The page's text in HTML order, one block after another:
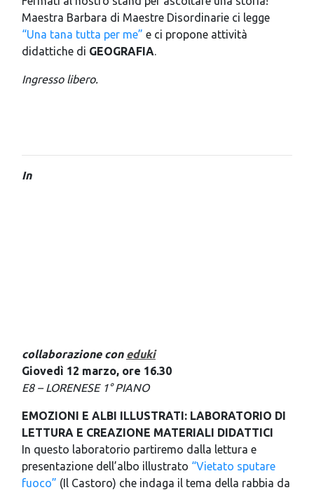
Maestra Barbara di Maestre Disordinarie ci legge
“Una tana tutta per me” e ci propone attività
didattiche di GEOGRAFIA.
Ingresso libero.
In
collaborazione con eduki
Giovedì 12 marzo, ore 16.30
E8 – LORENESE 1° PIANO
EMOZIONI E ALBI ILLUSTRATI: LABORATORIO DI
LETTURA E CREAZIONE MATERIALI DIDATTICI
In questo laboratorio partiremo dalla lettura e
presentazione dell’albo illustrato “Vietato sputare
fuoco” (Il Castoro) che indaga il tema della rabbia da